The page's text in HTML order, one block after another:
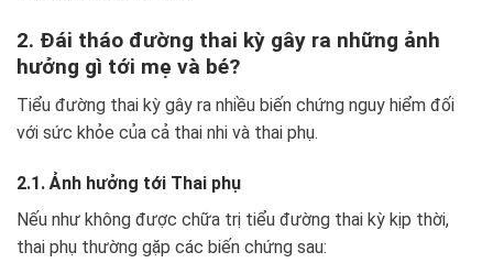
2. Đái tháo đường thai kỳ gây ra những ảnh
hưởng gì tới mẹ và bé?
Tiểu đường thai kỳ gây ra nhiều biến chứng nguy hiểm đối
với sức khỏe của cả thai nhi và thai phụ.
2.1. Ảnh hưởng tới Thai phụ
Nếu như không được chữa trị tiểu đường thai kỳ kịp thời,
thai phụ thường gặp các biến chứng sau: